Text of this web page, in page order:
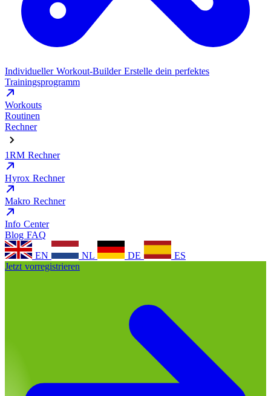
Individueller Workout-Builder Erstelle dein perfektes
Trainingsprogramm
Workouts
Routinen
Rechner
1RM Rechner
Hyrox Rechner
Makro Rechner
Info Center
Blog FAQ
EN
NL DE
ES
Jetzt vorregistrieren